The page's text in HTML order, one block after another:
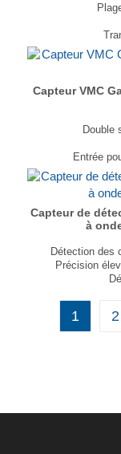
2
Capteur VMC
Double
Entrée
Capteur de
à
Détection des
Précision
1 2